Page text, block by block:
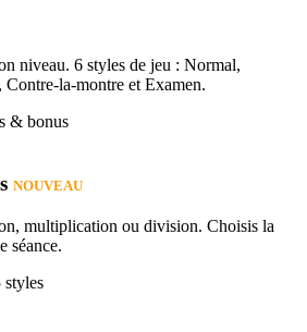
niveau. 6 styles de jeu : Normal,
la-montre et Examen.
& bonus
NOUVEAU
multiplication ou division. Choisis la
séance.
styles